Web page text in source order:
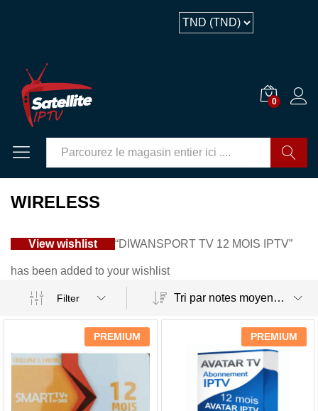
0
GO
WIRELESS
View wishlist “DIWANSPORT TV 12 MOIS IPTV”
has been added to your wishlist
Filter Tri par notes moyennes
PREMIUM PREMIUM